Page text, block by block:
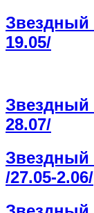
Звездный
19.05/
Звездный
28.07/
Звездный
/27.05-2.06/